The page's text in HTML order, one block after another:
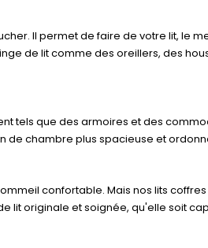
Il permet de faire de votre lit, le
de lit comme des oreillers, des
tels que des armoires et des
de chambre plus spacieuse et
confortable. Mais nos lits
lit originale et soignée, qu'elle soit